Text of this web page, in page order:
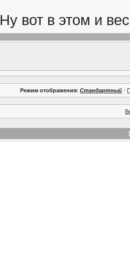
Ну вот в этом и
Режим отображения: Стандартный ·